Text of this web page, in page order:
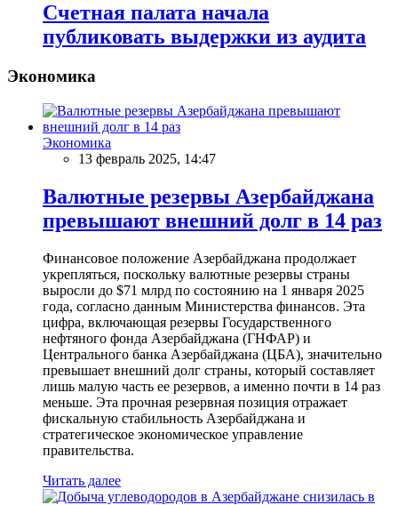
Счетная палата начала
публиковать выдержки из аудита
Экономика
Экономика
13 февраль 2025, 14:47
Валютные резервы Азербайджана
превышают внешний долг в 14 раз
Финансовое положение Азербайджана продолжает
укрепляться, поскольку валютные резервы страны
выросли до $71 млрд по состоянию на 1 января 2025
года, согласно данным Министерства финансов. Эта
цифра, включающая резервы Государственного
нефтяного фонда Азербайджана (ГНФАР) и
Центрального банка Азербайджана (ЦБА), значительно
превышает внешний долг страны, который составляет
лишь малую часть ее резервов, а именно почти в 14 раз
меньше. Эта прочная резервная позиция отражает
фискальную стабильность Азербайджана и
стратегическое экономическое управление
правительства.
Читать далее